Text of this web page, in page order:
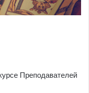
Преподавателей